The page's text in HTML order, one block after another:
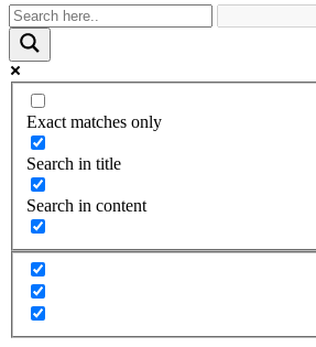
Exact matches only
Search in title
Search in content